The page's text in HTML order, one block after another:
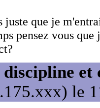
que je
pensez vous que
discipline et
le